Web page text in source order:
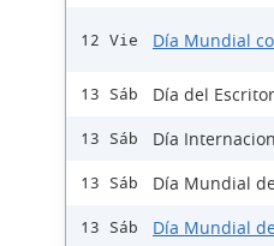
12 Vie Día Mundial
13 Sáb Día del
13 Sáb Día
13 Sáb Día Mundial
13 Sáb Día Mundial